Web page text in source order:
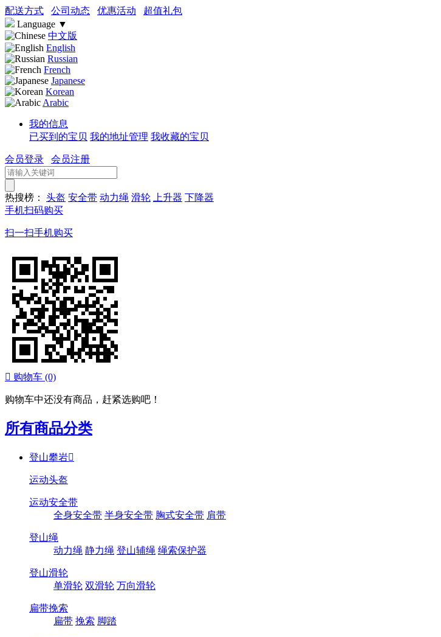
配送方式 公司动态 优惠活动
超值礼包
Language ▼
中文版
English
Russian
French
Japanese
Korean
Arabic
我的信息
已买到的宝贝 我的地址管理 我收藏的宝贝
会员登录 会员注册
热搜榜： 头盔 安全带 动力绳 滑轮 上升器 下降器
手机扫码购买
扫一扫手机购买
 购物车 (0)
购物车中还没有商品，赶紧选购吧！
所有商品分类
登山攀岩
运动头盔
运动安全带
全身安全带 半身安全带 胸式安全带 肩带
登山绳
动力绳 静力绳 登山辅绳 绳索保护器
登山滑轮
单滑轮 双滑轮 万向滑轮
扁带挽索
扁带 挽索 脚踏